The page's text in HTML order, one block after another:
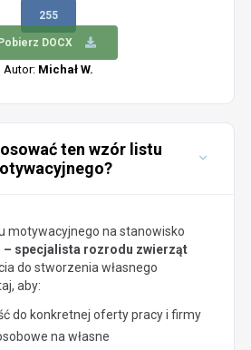
255
Pobierz DOCX
Autor: Michał W.
ten wzór listu
motywacyjnego na stanowisko
– specjalista rozrodu zwierząt
do stworzenia własnego
aby:
do konkretnej oferty pracy i firmy
na własne